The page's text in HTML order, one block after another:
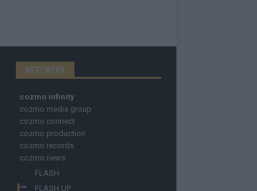
NETZWERK
cozmo infinity
cozmo media group
cozmo connect
cozmo production
cozmo records
cozmo news
FLASH
FLASH UP